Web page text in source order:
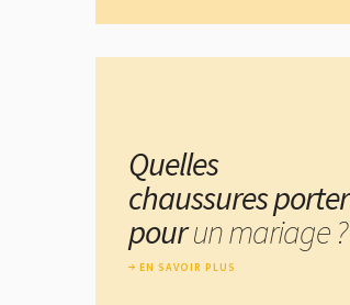
Quelles
chaussures porter
pourun mariage ?
EN SAVOIR PLUS